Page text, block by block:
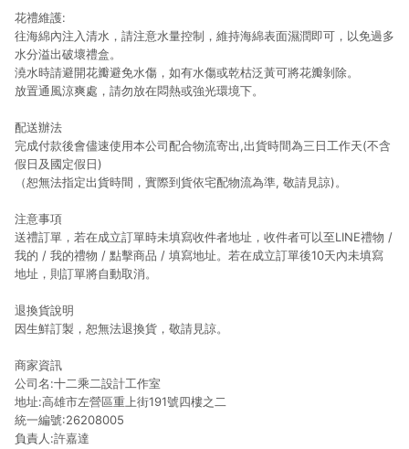
花禮維護:
往海綿內注入清水，請注意水量控制，維持海綿表面濕潤即可，以免過多
水分溢出破壞禮盒。
澆水時請避開花瓣避免水傷，如有水傷或乾枯泛黃可將花瓣剝除。
放置通風涼爽處，請勿放在悶熱或強光環境下。
配送辦法
完成付款後會儘速使用本公司配合物流寄出,出貨時間為三日工作天(不含
假日及國定假日)
（恕無法指定出貨時間，實際到貨依宅配物流為準, 敬請見諒)。
注意事項
送禮訂單，若在成立訂單時未填寫收件者地址，收件者可以至LINE禮物 /
我的 / 我的禮物 / 點擊商品 / 填寫地址。若在成立訂單後10天內未填寫
地址，則訂單將自動取消。
退換貨說明
因生鮮訂製，恕無法退換貨，敬請見諒。
商家資訊
公司名:十二乘二設計工作室
地址:高雄市左營區重上街191號四樓之二
統一編號:26208005
負責人:許嘉達